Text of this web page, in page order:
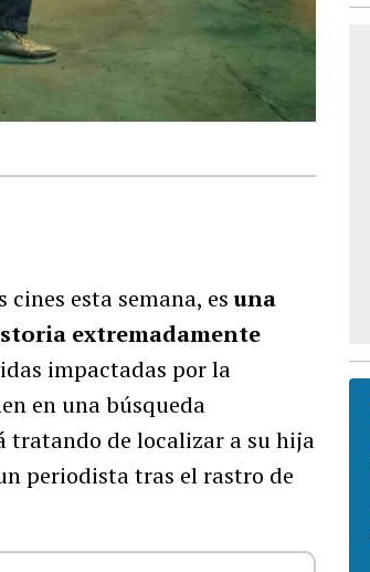
cines esta semana, esuna
extremadamente
impactadas por la
en una búsqueda
tratando de localizar a su hija
periodista tras el rastro de